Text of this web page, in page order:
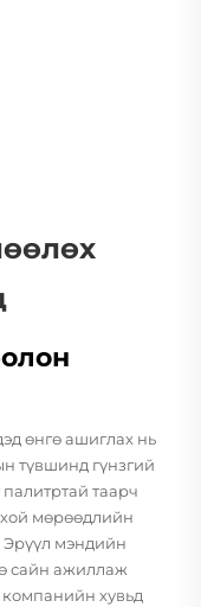
өнгө ашиглах нь
түвшинд гүнзгий
таарч
мөрөөдлийн
Эрүүл мэндийн
сайн ажиллаж
компанийн хувьд